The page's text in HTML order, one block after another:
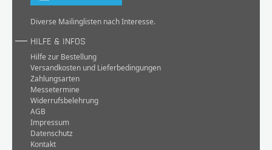
Diverse Mailinglisten nach Interesse.
HILFE & INFOS
Hilfe zur Bestellung
Versandkosten und Lieferbedingungen
Zahlungsarten
Messetermine
Widerrufsbelehrung
AGB
Impressum
Datenschutz
Kontakt